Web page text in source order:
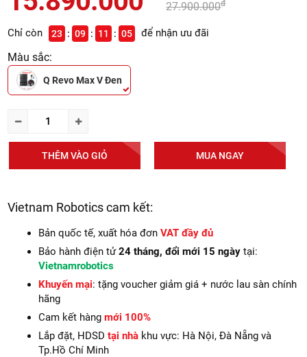
27.900.000đ
Chỉ còn 23 09 11 03 để nhận ưu đãi
Màu sắc:
Q Revo Max V Đen
THÊM VÀO GIỎ MUA NGAY
Vietnam Robotics cam kết:
Bản quốc tế, xuất hóa đơnVAT đầy đủ
Bảo hành điện tử24 tháng, đổi mới 15 ngày tại:
Vietnamrobotics
Khuyến mại: tặng voucher giảm giá + nước lau sàn chính
hãng
Cam kết hàngmới 100%
Lắp đặt, HDSDtại nhà khu vực: Hà Nội, Đà Nẵng và
Tp.Hồ Chí Minh